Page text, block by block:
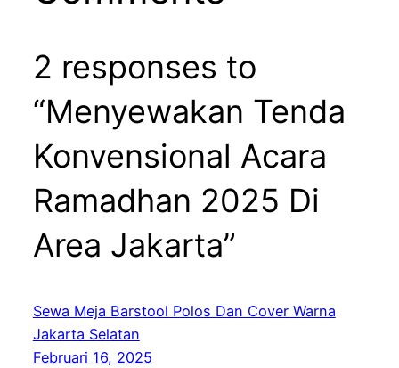
2 responses to
“Menyewakan Tenda
Konvensional Acara
Ramadhan 2025 Di
Area Jakarta”
Sewa Meja Barstool Polos Dan Cover Warna
Jakarta Selatan
Februari 16, 2025